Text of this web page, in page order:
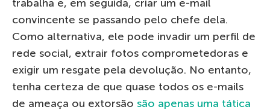
trabalha e, em seguida, criar um e-mail
convincente se passando pelo chefe dela.
Como alternativa, ele pode invadir um perfil de
rede social, extrair fotos comprometedoras e
exigir um resgate pela devolução. No entanto,
tenha certeza de que quase todos os e-mails
de ameaça ou extorsão são apenas uma tática